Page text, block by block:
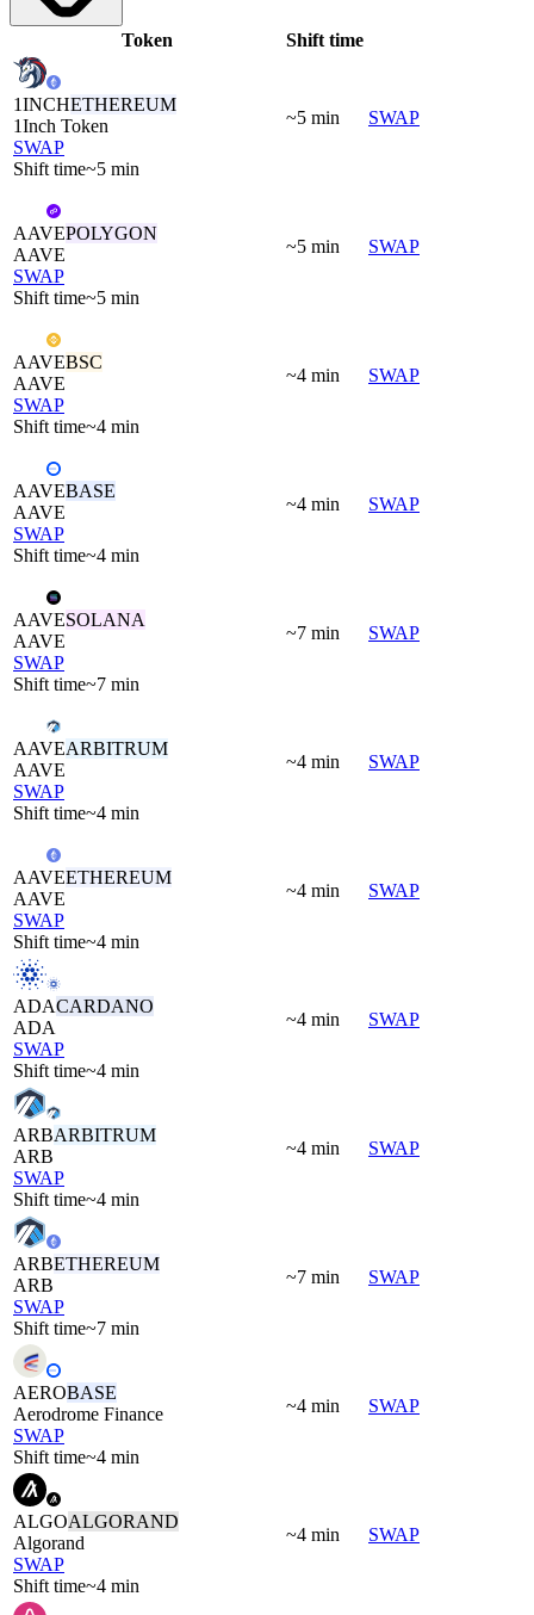
Token Shift time
1INCHETHEREUM
1Inch Token
SWAP
Shift time~5 min
~5 min SWAP
AAVEPOLYGON
AAVE
SWAP
Shift time~5 min
~5 min SWAP
AAVEBSC
AAVE
SWAP
Shift time~4 min
~4 min SWAP
AAVEBASE
AAVE
SWAP
Shift time~4 min
~4 min SWAP
AAVESOLANA
AAVE
SWAP
Shift time~7 min
~7 min SWAP
AAVEARBITRUM
AAVE
SWAP
Shift time~4 min
~4 min SWAP
AAVEETHEREUM
AAVE
SWAP
Shift time~4 min
~4 min SWAP
ADACARDANO
ADA
SWAP
Shift time~4 min
~4 min SWAP
ARBARBITRUM
ARB
SWAP
Shift time~4 min
~4 min SWAP
ARBETHEREUM
ARB
SWAP
Shift time~7 min
~7 min SWAP
AEROBASE
Aerodrome Finance
SWAP
Shift time~4 min
~4 min SWAP
ALGOALGORAND
Algorand
SWAP
Shift time~4 min
~4 min SWAP